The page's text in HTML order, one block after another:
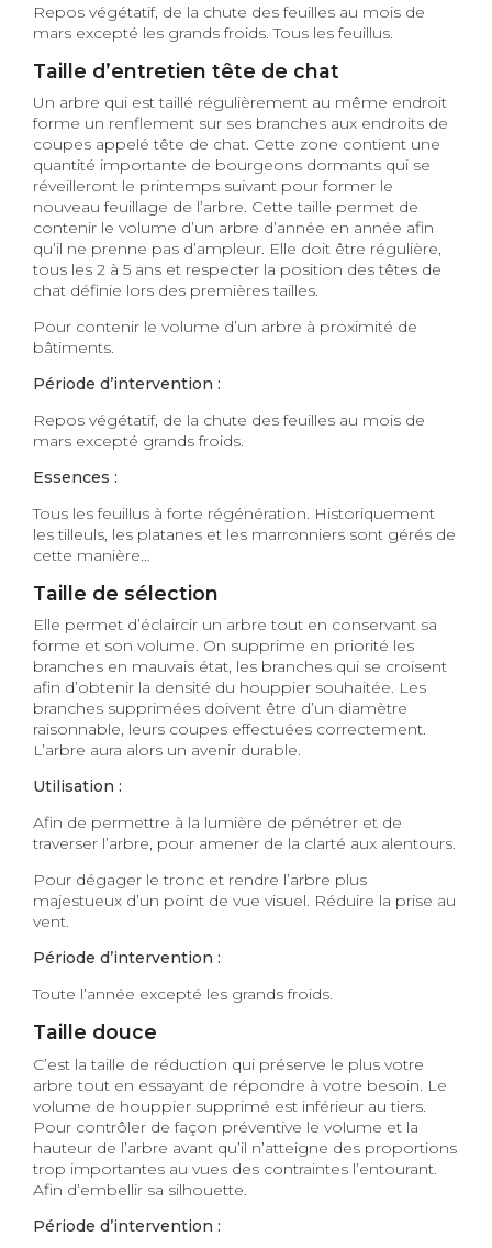
Repos végétatif, de la chute des feuilles au mois de
mars excepté les grands froids. Tous les feuillus.
Taille d’entretien tête de chat
Un arbre qui est taillé régulièrement au même endroit
forme un renflement sur ses branches aux endroits de
coupes appelé tête de chat. Cette zone contient une
quantité importante de bourgeons dormants qui se
réveilleront le printemps suivant pour former le
nouveau feuillage de l’arbre. Cette taille permet de
contenir le volume d’un arbre d’année en année afin
qu’il ne prenne pas d’ampleur. Elle doit être régulière,
tous les 2 à 5 ans et respecter la position des têtes de
chat définie lors des premières tailles.
Pour contenir le volume d’un arbre à proximité de
bâtiments.
Période d’intervention :
Repos végétatif, de la chute des feuilles au mois de
mars excepté grands froids.
Essences :
Tous les feuillus à forte régénération. Historiquement
les tilleuls, les platanes et les marronniers sont gérés de
cette manière…
Taille de sélection
Elle permet d’éclaircir un arbre tout en conservant sa
forme et son volume. On supprime en priorité les
branches en mauvais état, les branches qui se croisent
afin d’obtenir la densité du houppier souhaitée. Les
branches supprimées doivent être d’un diamètre
raisonnable, leurs coupes effectuées correctement.
L’arbre aura alors un avenir durable.
Utilisation :
Afin de permettre à la lumière de pénétrer et de
traverser l’arbre, pour amener de la clarté aux alentours.
Pour dégager le tronc et rendre l’arbre plus
majestueux d’un point de vue visuel. Réduire la prise au
vent.
Période d’intervention :
Toute l’année excepté les grands froids.
Taille douce
C’est la taille de réduction qui préserve le plus votre
arbre tout en essayant de répondre à votre besoin. Le
volume de houppier supprimé est inférieur au tiers.
Pour contrôler de façon préventive le volume et la
hauteur de l’arbre avant qu’il n’atteigne des proportions
trop importantes au vues des contraintes l’entourant.
Afin d’embellir sa silhouette.
Période d’intervention :